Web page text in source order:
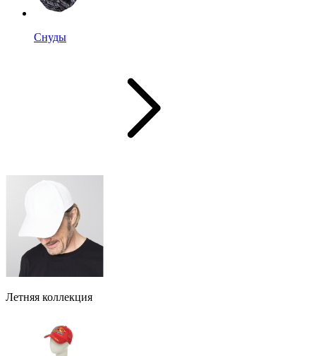
Снуды
Летняя коллекция